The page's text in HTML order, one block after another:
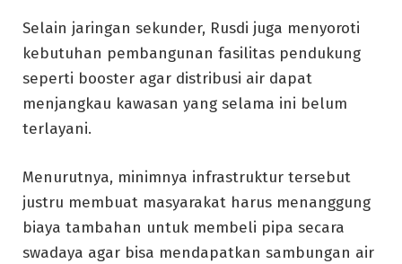
Selain jaringan sekunder, Rusdi juga menyoroti
kebutuhan pembangunan fasilitas pendukung
seperti booster agar distribusi air dapat
menjangkau kawasan yang selama ini belum
terlayani.
Menurutnya, minimnya infrastruktur tersebut
justru membuat masyarakat harus menanggung
biaya tambahan untuk membeli pipa secara
swadaya agar bisa mendapatkan sambungan air